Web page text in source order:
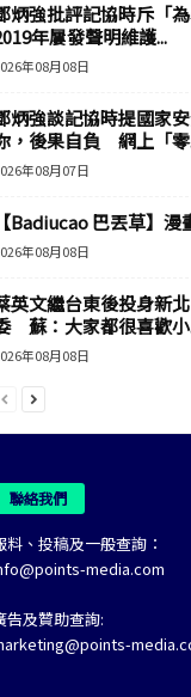
炳強批評記協時斥「
年屢發聲明維護...
年08月08日
炳強談記協時提國家
，後果自負 網上「零
年08月07日
【Badiucao 巴丟草】漫
年08月08日
英文繼台東後投身新
蘇：大家都很喜歡小
年08月08日
聯絡我們
料、投稿及一般查詢：
media.com
告及贊助查詢: